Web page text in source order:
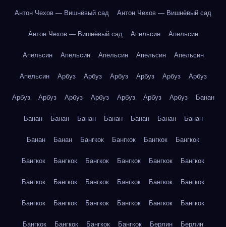
Антон Чехов — Вишнёвый сад Антон Чехов — Вишнёвый сад
Антон Чехов — Вишнёвый сад Апельсин Апельсин
Апельсин Апельсин Апельсин Апельсин Апельсин
Апельсин Арбуз Арбуз Арбуз Арбуз Арбуз Арбуз
Арбуз Арбуз Арбуз Арбуз Арбуз Арбуз Арбуз Банан
Банан Банан Банан Банан Банан Банан Банан
Банан Банан Бангкок Бангкок Бангкок Бангкок
Бангкок Бангкок Бангкок Бангкок Бангкок Бангкок
Бангкок Бангкок Бангкок Бангкок Бангкок Бангкок
Бангкок Бангкок Бангкок Бангкок Бангкок Бангкок
Бангкок Бангкок Бангкок Бангкок Берлин Берлин